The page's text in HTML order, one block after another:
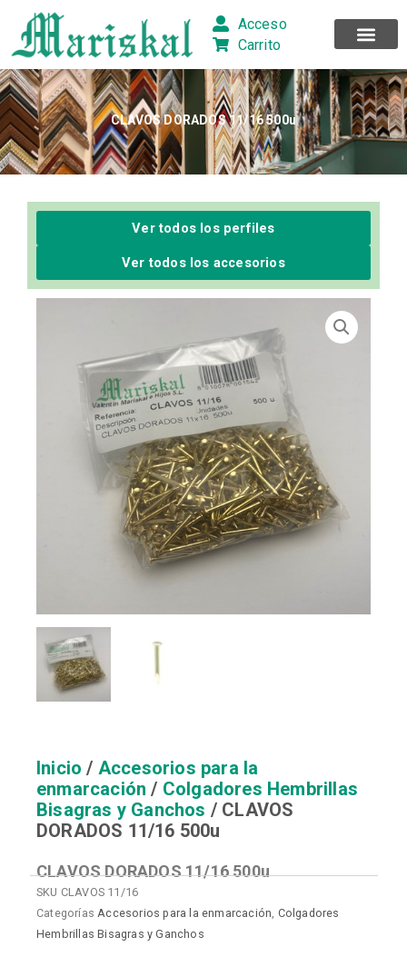
contenido
Acceso
Carrito
CLAVOS DORADOS 11/16 500u
Ver todos los perfiles
Ver todos los accesorios
Inicio / Accesorios para la
enmarcación / Colgadores Hembrillas
Bisagras y Ganchos / CLAVOS
DORADOS 11/16 500u
CLAVOS DORADOS 11/16 500u
SKU CLAVOS 11/16
Categorías Accesorios para la enmarcación, Colgadores
Hembrillas Bisagras y Ganchos